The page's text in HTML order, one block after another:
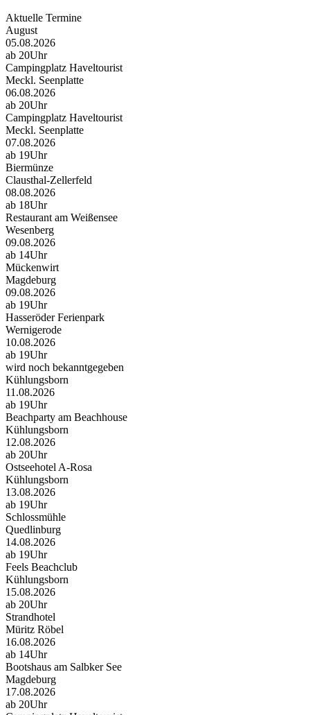
Aktuelle Termine
August
05.08.2026
ab 20Uhr
Campingplatz Haveltourist
Meckl. Seenplatte
06.08.2026
ab 20Uhr
Campingplatz Haveltourist
Meckl. Seenplatte
07.08.2026
ab 19Uhr
Biermünze
Clausthal-Zellerfeld
08.08.2026
ab 18Uhr
Restaurant am Weißensee
Wesenberg
09.08.2026
ab 14Uhr
Mückenwirt
Magdeburg
09.08.2026
ab 19Uhr
Hasseröder Ferienpark
Wernigerode
10.08.2026
ab 19Uhr
wird noch bekanntgegeben
Kühlungsborn
11.08.2026
ab 19Uhr
Beachparty am Beachhouse
Kühlungsborn
12.08.2026
ab 20Uhr
Ostseehotel A-Rosa
Kühlungsborn
13.08.2026
ab 19Uhr
Schlossmühle
Quedlinburg
14.08.2026
ab 19Uhr
Feels Beachclub
Kühlungsborn
15.08.2026
ab 20Uhr
Strandhotel
Müritz Röbel
16.08.2026
ab 14Uhr
Bootshaus am Salbker See
Magdeburg
17.08.2026
ab 20Uhr